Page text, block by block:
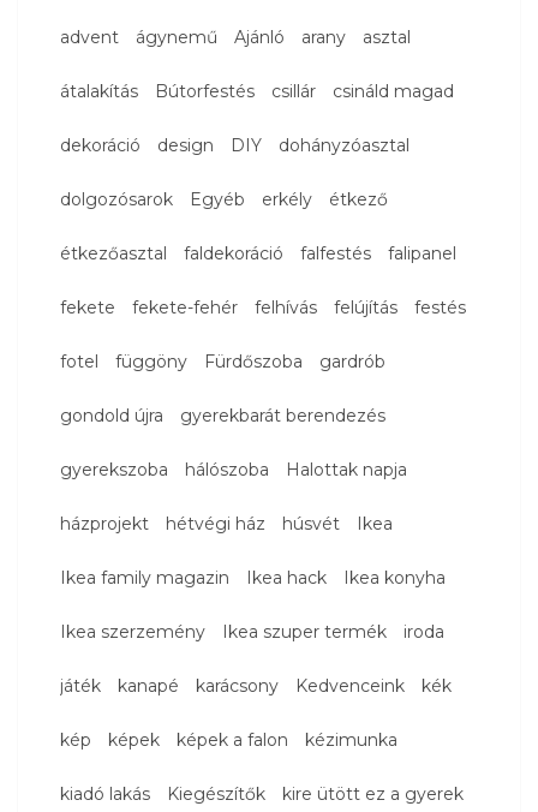
advent ágynemű Ajánló arany asztal
átalakítás Bútorfestés csillár csináld magad
dekoráció design DIY dohányzóasztal
dolgozósarok Egyéb erkély étkező
étkezőasztal faldekoráció falfestés falipanel
fekete fekete-fehér felhívás felújítás festés
fotel függöny Fürdőszoba gardrób
gondold újra gyerekbarát berendezés
gyerekszoba hálószoba Halottak napja
házprojekt hétvégi ház húsvét Ikea
Ikea family magazin Ikea hack Ikea konyha
Ikea szerzemény Ikea szuper termék iroda
játék kanapé karácsony Kedvenceink kék
kép képek képek a falon kézimunka
kiadó lakás Kiegészítők kire ütött ez a gyerek